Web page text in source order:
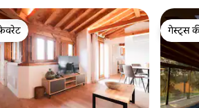
गेस्ट्स
गेस्ट्स